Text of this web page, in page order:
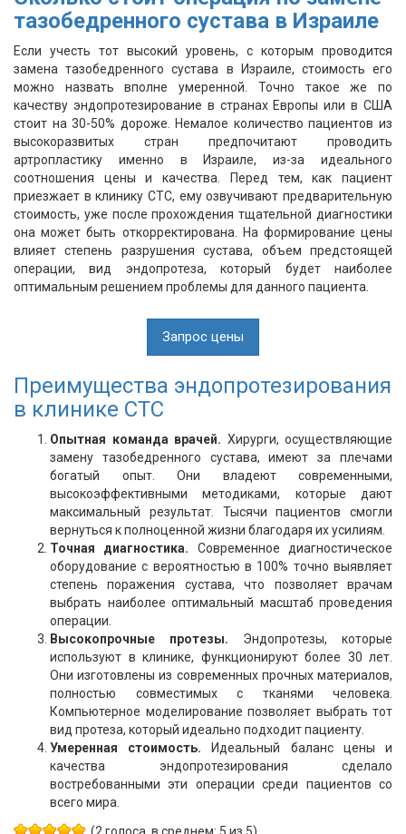
тазобедренного сустава в Израиле
Если учесть тот высокий уровень, с которым проводится
замена тазобедренного сустава в Израиле, стоимость его
можно назвать вполне умеренной. Точно такое же по
качеству эндопротезирование в странах Европы или в США
стоит на 30-50% дороже. Немалое количество пациентов из
высокоразвитых стран предпочитают проводить
артропластику именно в Израиле, из-за идеального
соотношения цены и качества. Перед тем, как пациент
приезжает в клинику СТС, ему озвучивают предварительную
стоимость, уже после прохождения тщательной диагностики
она может быть откорректирована. На формирование цены
влияет степень разрушения сустава, объем предстоящей
операции, вид эндопротеза, который будет наиболее
оптимальным решением проблемы для данного пациента.
Запрос цены
Преимущества эндопротезирования
в клинике СТС
Опытная команда врачей. Хирурги, осуществляющие
замену тазобедренного сустава, имеют за плечами
богатый опыт. Они владеют современными,
высокоэффективными методиками, которые дают
максимальный результат. Тысячи пациентов смогли
вернуться к полноценной жизни благодаря их усилиям.
Точная диагностика. Современное диагностическое
оборудование с вероятностью в 100% точно выявляет
степень поражения сустава, что позволяет врачам
выбрать наиболее оптимальный масштаб проведения
операции.
Высокопрочные протезы. Эндопротезы, которые
используют в клинике, функционируют более 30 лет.
Они изготовлены из современных прочных материалов,
полностью совместимых с тканями человека.
Компьютерное моделирование позволяет выбрать тот
вид протеза, который идеально подходит пациенту.
Умеренная стоимость. Идеальный баланс цены и
качества эндопротезирования сделало
востребованными эти операции среди пациентов со
всего мира.
(2 голоса, в среднем: 5 из 5)